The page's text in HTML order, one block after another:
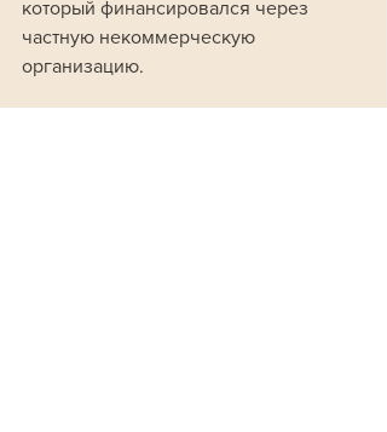
который финансировался через
частную некоммерческую
организацию.